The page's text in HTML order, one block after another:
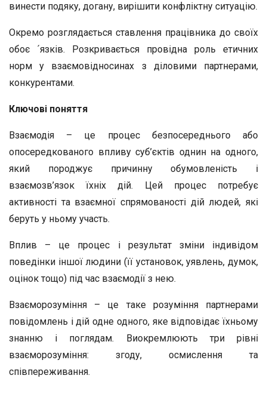
винести подяку, догану, вирішити конфліктну ситуацію.
Окремо розглядається ставлення працівника до своїх
обоє ´язків. Розкривається провідна роль етичних
норм у взаємовідносинах з діловими партнерами,
конкурентами.
Ключові поняття
Взаємодія – це процес безпосереднього або
опосередкованого впливу суб’єктів однин на одного,
який породжує причинну обумовленість і
взаємозв’язок їхніх дій. Цей процес потребує
активності та взаємної спрямованості дій людей, які
беруть у ньому участь.
Вплив – це процес і результат зміни індивідом
поведінки іншої людини (її установок, уявлень, думок,
оцінок тощо) під час взаємодії з нею.
Взаєморозуміння – це таке розуміння партнерами
повідомлень і дій одне одного, яке відповідає їхньому
знанню і поглядам. Виокремлюють три рівні
взаєморозуміння: згоду, осмислення та
співпереживання.